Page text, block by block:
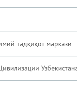
тадқиқот маркази